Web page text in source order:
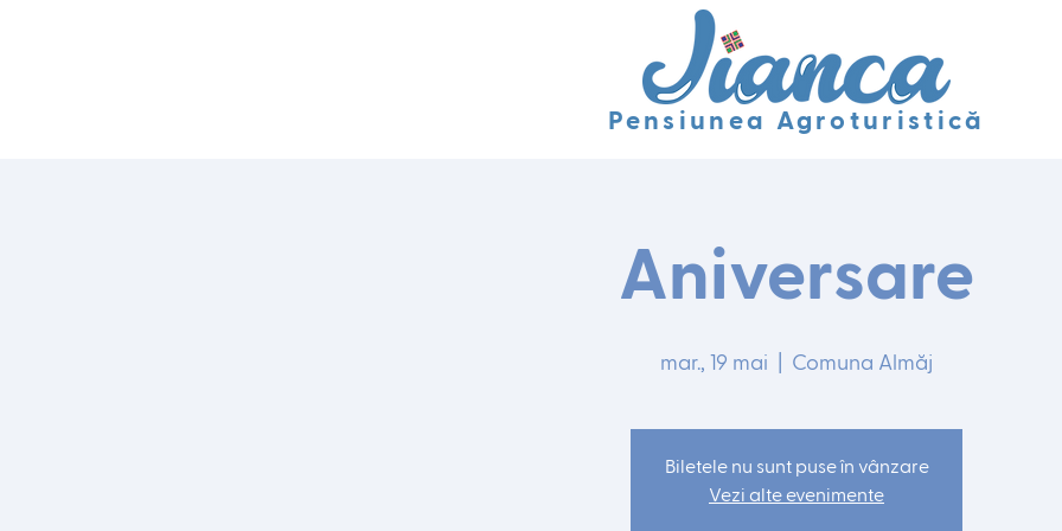
Pensiunea Agroturistică
Aniversare
mar., 19 mai Comuna Almăj
Biletele nu sunt puse în vânzare
Vezi alte evenimente